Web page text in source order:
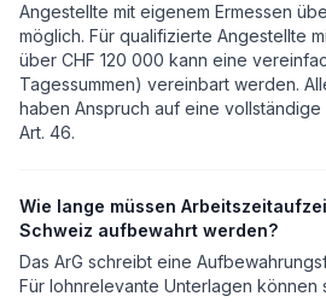
Angestellte mit eigenem Ermessen
möglich. Für qualifizierte Angestellte
über CHF 120 000 kann eine
Tagessummen) vereinbart werden.
haben Anspruch auf eine vollständige
Art. 46.
Wie lange müssen
Schweiz aufbewahrt werden?
Das ArG schreibt eine
Für lohnrelevante Unterlagen können